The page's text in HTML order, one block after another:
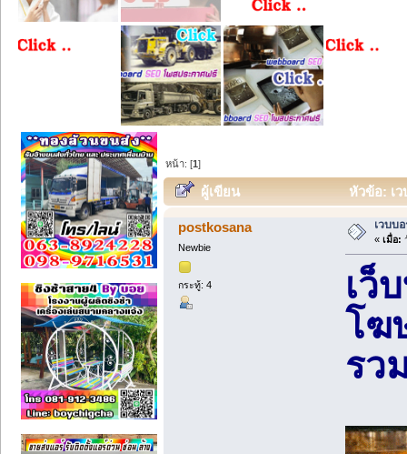
หน้า: [1]
ผู้เขียน หัวข้อ: เ
postkosana
Newbie
กระทู้: 4
เวบบ
« เมื่อ:
เว็
โฆ
รว